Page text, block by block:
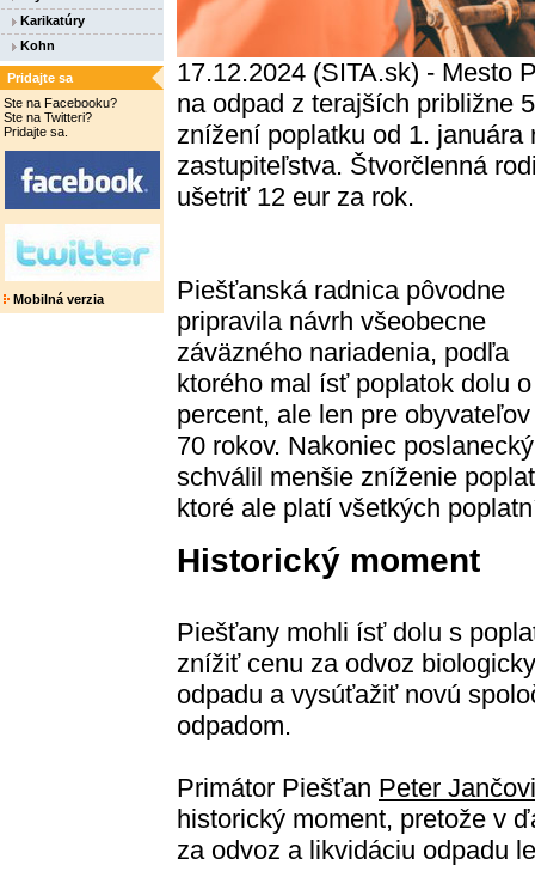
Karikatúry
Kohn
Pridajte sa
Ste na Facebooku?
Ste na Twitteri?
Pridajte sa.
Mobilná verzia
17.12.2024 (SITA.sk) - Mesto
na odpad z terajších približne
znížení poplatku od 1.
zastupiteľstva. Štvorčlenná
ušetriť 12 eur za rok.
Piešťanská radnica pôvodne
pripravila návrh všeobecne
záväzného nariadenia, podľa
ktorého mal ísť poplatok dolu
percent, ale len pre
70 rokov. Nakoniec
schválil menšie zníženie
ktoré ale platí všetkých
Historický moment
Piešťany mohli ísť dolu s
znížiť cenu za odvoz
odpadu a vysúťažiť novú
odpadom.
Primátor Piešťan Peter
historický moment, pretože v
za odvoz a likvidáciu odpadu